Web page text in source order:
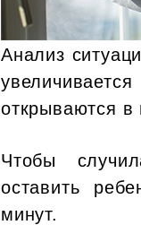
Анализ
открываются в
Чтобы
оставить
минут.